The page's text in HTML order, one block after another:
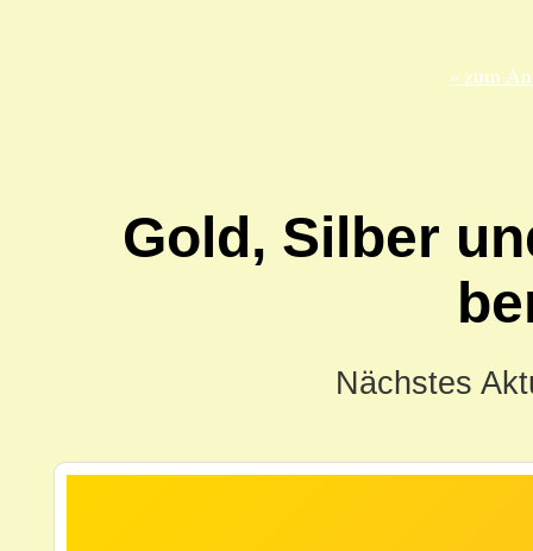
» zum
Gold, Silber
Nächstes